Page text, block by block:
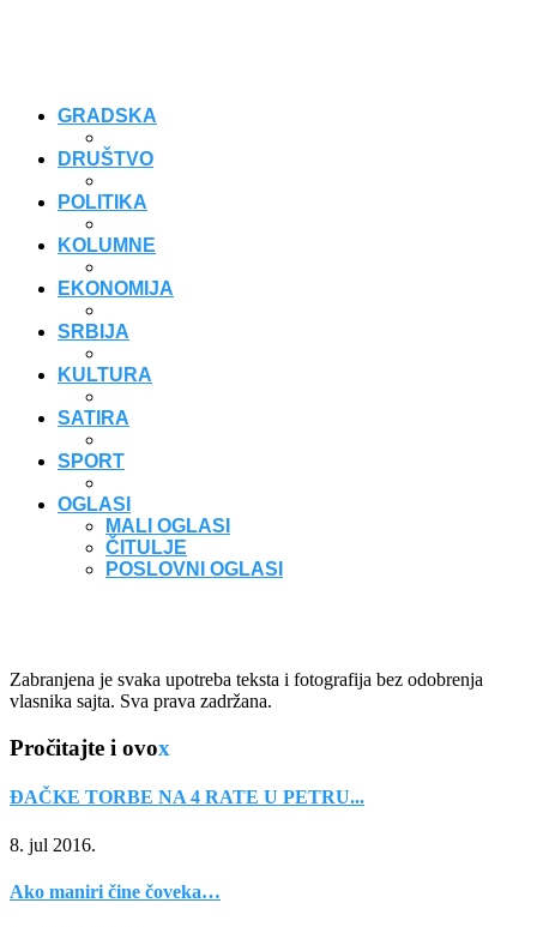
GRADSKA
DRUŠTVO
POLITIKA
KOLUMNE
EKONOMIJA
SRBIJA
KULTURA
SATIRA
SPORT
OGLASI
MALI OGLASI
ČITULJE
POSLOVNI OGLASI
Zabranjena je svaka upotreba teksta i fotografija bez odobrenja
vlasnika sajta. Sva prava zadržana.
Pročitajte i ovox
ĐAČKE TORBE NA 4 RATE U PETRU...
8. jul 2016.
Ako maniri čine čoveka…